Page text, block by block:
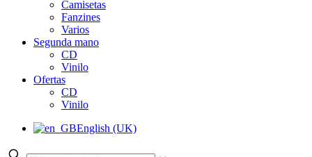
Camisetas
Fanzines
Varios
Segunda mano
CD
Vinilo
Ofertas
CD
Vinilo
English (UK)